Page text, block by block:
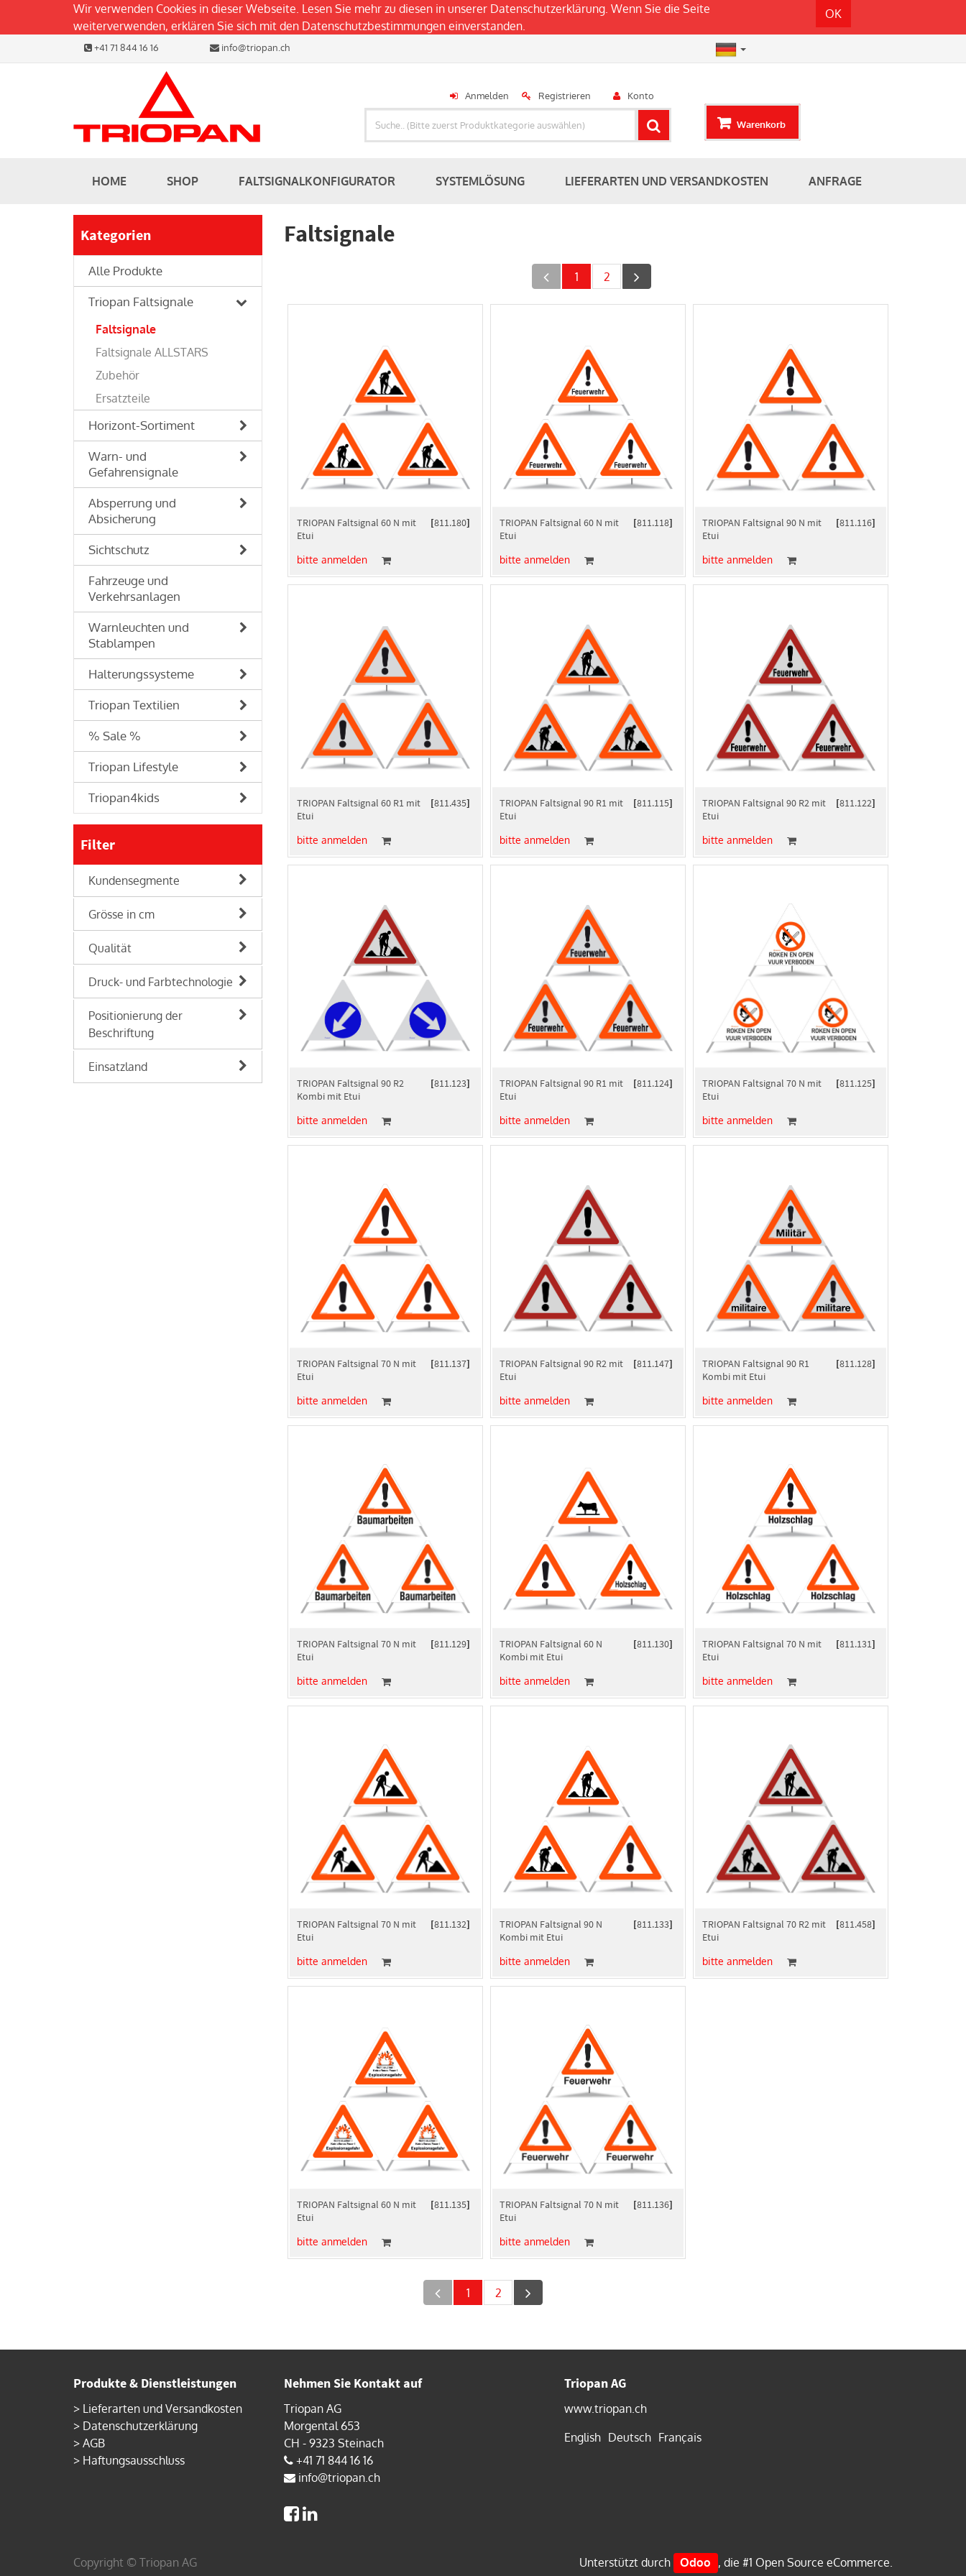
Wir verwenden Cookies in dieser Webseite. Lesen Sie mehr zu diesen in unserer Datenschutzerklärung. Wenn Sie die Seite
weiterverwenden, erklären Sie sich mit den Datenschutzbestimmungen einverstanden.
OK
+41 71 844 16 16 info@triopan.ch
Anmelden Registrieren Konto
Warenkorb
HOME SHOP FALTSIGNALKONFIGURATOR SYSTEMLÖSUNG LIEFERARTEN UND VERSANDKOSTEN ANFRAGE
Kategorien
Alle Produkte
Triopan Faltsignale
Faltsignale
Faltsignale ALLSTARS
Zubehör
Ersatzteile
Horizont-Sortiment
Warn- und
Gefahrensignale
Absperrung und
Absicherung
Sichtschutz
Fahrzeuge und
Verkehrsanlagen
Warnleuchten und
Stablampen
Halterungssysteme
Triopan Textilien
% Sale %
Triopan Lifestyle
Triopan4kids
Filter
Kundensegmente
Grösse in cm
Qualität
Druck- und Farbtechnologie
Positionierung der
Beschriftung
Einsatzland
Faltsignale
1 2
[811.180]
TRIOPAN Faltsignal 60 N mit
Etui
bitte anmelden
[811.118]
TRIOPAN Faltsignal 60 N mit
Etui
bitte anmelden
[811.116]
TRIOPAN Faltsignal 90 N mit
Etui
bitte anmelden
[811.435]
TRIOPAN Faltsignal 60 R1 mit
Etui
bitte anmelden
[811.115]
TRIOPAN Faltsignal 90 R1 mit
Etui
bitte anmelden
[811.122]
TRIOPAN Faltsignal 90 R2 mit
Etui
bitte anmelden
[811.123]
TRIOPAN Faltsignal 90 R2
Kombi mit Etui
bitte anmelden
[811.124]
TRIOPAN Faltsignal 90 R1 mit
Etui
bitte anmelden
[811.125]
TRIOPAN Faltsignal 70 N mit
Etui
bitte anmelden
[811.137]
TRIOPAN Faltsignal 70 N mit
Etui
bitte anmelden
[811.147]
TRIOPAN Faltsignal 90 R2 mit
Etui
bitte anmelden
[811.128]
TRIOPAN Faltsignal 90 R1
Kombi mit Etui
bitte anmelden
[811.129]
TRIOPAN Faltsignal 70 N mit
Etui
bitte anmelden
[811.130]
TRIOPAN Faltsignal 60 N
Kombi mit Etui
bitte anmelden
[811.131]
TRIOPAN Faltsignal 70 N mit
Etui
bitte anmelden
[811.132]
TRIOPAN Faltsignal 70 N mit
Etui
bitte anmelden
[811.133]
TRIOPAN Faltsignal 90 N
Kombi mit Etui
bitte anmelden
[811.458]
TRIOPAN Faltsignal 70 R2 mit
Etui
bitte anmelden
[811.135]
TRIOPAN Faltsignal 60 N mit
Etui
bitte anmelden
[811.136]
TRIOPAN Faltsignal 70 N mit
Etui
bitte anmelden
1 2
Produkte & Dienstleistungen
> Lieferarten und Versandkosten
> Datenschutzerklärung
> AGB
> Haftungsausschluss
Nehmen Sie Kontakt auf
Triopan AG
Morgental 653
CH - 9323 Steinach
+41 71 844 16 16
info@triopan.ch
Triopan AG
www.triopan.ch
English Deutsch Français
Unterstützt durch Odoo , die #1 Open Source eCommerce.
Copyright © Triopan AG